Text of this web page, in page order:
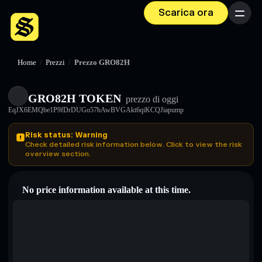
Scarica ora Menu
Home / Prezzi / Prezzo GRO82H
GRO82H TOKEN prezzo di oggi
EqJX6EMQbe1P9fDrDUGo57bAwBVGAkt6qiKCQJiapump
Risk status: Warning
Check detailed risk information below. Click to view the risk
overview section.
No price information available at this time.